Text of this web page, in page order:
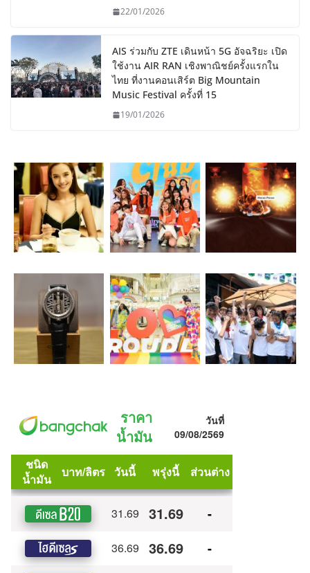
22/01/2026
AIS ร่วมกับ ZTE เดินหน้า 5G อัจฉริยะ เปิด
ใช้งาน AIR RAN เชิงพาณิชย์ครั้งแรกใน
ไทย ที่งานคอนเสิร์ต Big Mountain
Music Festival ครั้งที่ 15
19/01/2026